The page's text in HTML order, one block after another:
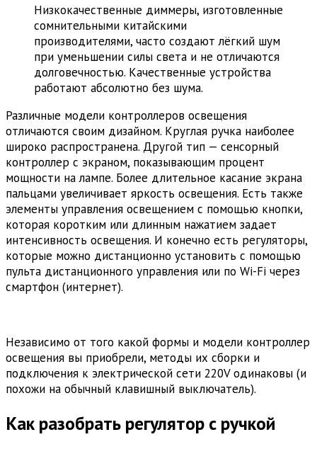
Низкокачественные диммеры, изготовленные
сомнительными китайскими
производителями, часто создают лёгкий шум
при уменьшении силы света и не отличаются
долговечностью. Качественные устройства
работают абсолютно без шума.
Различные модели контроллеров освещения
отличаются своим дизайном. Круглая ручка ​​наиболее
широко распространена. Другой тип — сенсорный
контроллер с экраном, показывающим процент
мощности на лампе. Более длительное касание экрана
пальцами увеличивает яркость освещения. Есть также
элементы управления освещением с помощью кнопки,
которая коротким или длинным нажатием задает
интенсивность освещения. И конечно есть регуляторы,
которые можно дистанционно установить с помощью
пульта дистанционного управления или по Wi-Fi через
смартфон (интернет).
Независимо от того какой формы и модели контроллер
освещения вы приобрели, методы их сборки и
подключения к электрической сети 220V одинаковы (и
похожи на обычный клавишный выключатель).
Как разобрать регулятор с ручкой